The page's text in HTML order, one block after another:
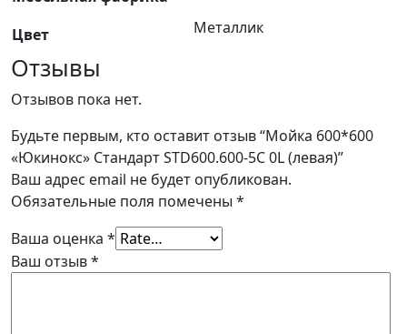
Цвет
Металлик
Отзывы
Отзывов пока нет.
Будьте первым, кто оставит отзыв “Мойка 600*600
«Юкинокс» Стандарт STD600.600-5C 0L (левая)”
Ваш адрес email не будет опубликован.
Обязательные поля помечены *
Ваша оценка *
Ваш отзыв*